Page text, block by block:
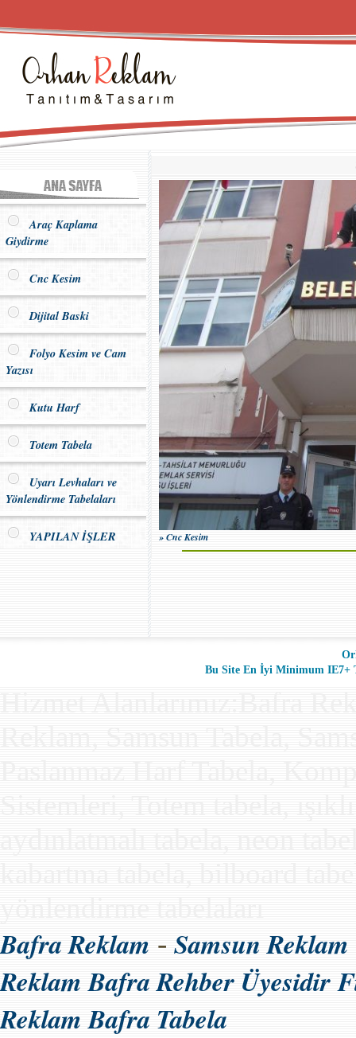
Araç Kaplama
Giydirme
Cnc Kesim
Dijital Baski
Folyo Kesim ve Cam
Yazısı
Kutu Harf
Totem Tabela
Uyarı Levhaları ve
Yönlendirme Tabelaları
YAPILAN İŞLER » Cnc Kesim
Bu Site En İyi Minimum IE7+
Bafra Reklam - Samsun Reklam
Reklam Bafra Rehber Üyesidir
Reklam Bafra Tabela